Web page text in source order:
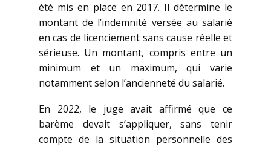
été mis en place en 2017. Il détermine le
montant de l’indemnité versée au salarié
en cas de licenciement sans cause réelle et
sérieuse. Un montant, compris entre un
minimum et un maximum, qui varie
notamment selon l’ancienneté du salarié.
En 2022, le juge avait affirmé que ce
barème devait s’appliquer, sans tenir
compte de la situation personnelle des